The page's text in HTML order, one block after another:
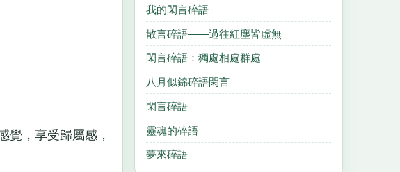
，享受歸屬感，
我的閑言碎語
散言碎語——過往紅塵皆虛無
閑言碎語：獨處相處群處
八月似錦碎語閑言
閑言碎語
靈魂的碎語
夢來碎語